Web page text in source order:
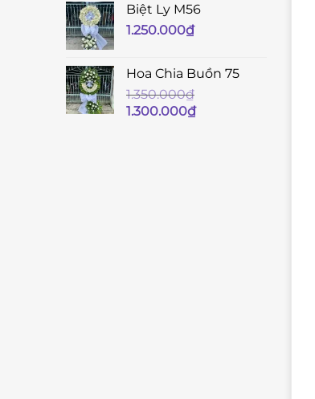
Biệt Ly M56
1.250.000₫
Hoa Chia Buồn 75
1.350.000₫
Giá
1.300.000₫Giá